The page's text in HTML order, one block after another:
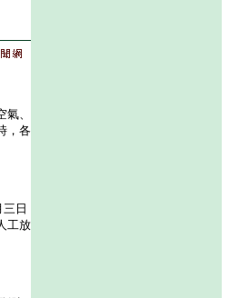
、
，各
日
工放